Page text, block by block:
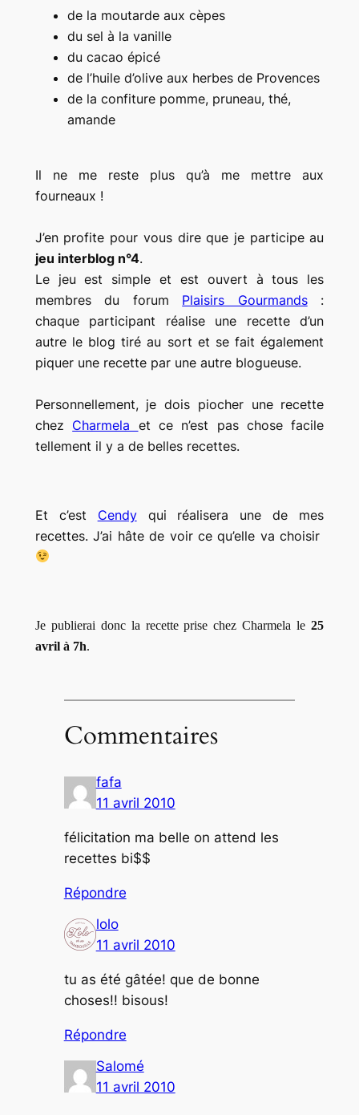
de la moutarde aux cèpes
du sel à la vanille
du cacao épicé
de l’huile d’olive aux herbes de Provences
de la confiture pomme, pruneau, thé,
amande
Il ne me reste plus qu’à me mettre aux
fourneaux !
J’en profite pour vous dire que je participe au
jeu interblog n°4.
Le jeu est simple et est ouvert à tous les
membres du forum Plaisirs Gourmands:
chaque participant réalise une recette d’un
autre le blog tiré au sort et se fait également
piquer une recette par une autre blogueuse.
Personnellement, je dois piocher une recette
chez Charmela et ce n’est pas chose facile
tellement il y a de belles recettes.
Et c’est Cendyqui réalisera une de mes
recettes. J’ai hâte de voir ce qu’elle va choisir
Je publierai donc la recette prise chez Charmela le25
avril à 7h.
Commentaires
fafa
11 avril 2010
félicitation ma belle on attend les
recettes bi$$
Répondre
lolo
11 avril 2010
tu as été gâtée! que de bonne
choses!! bisous!
Répondre
Salomé
11 avril 2010